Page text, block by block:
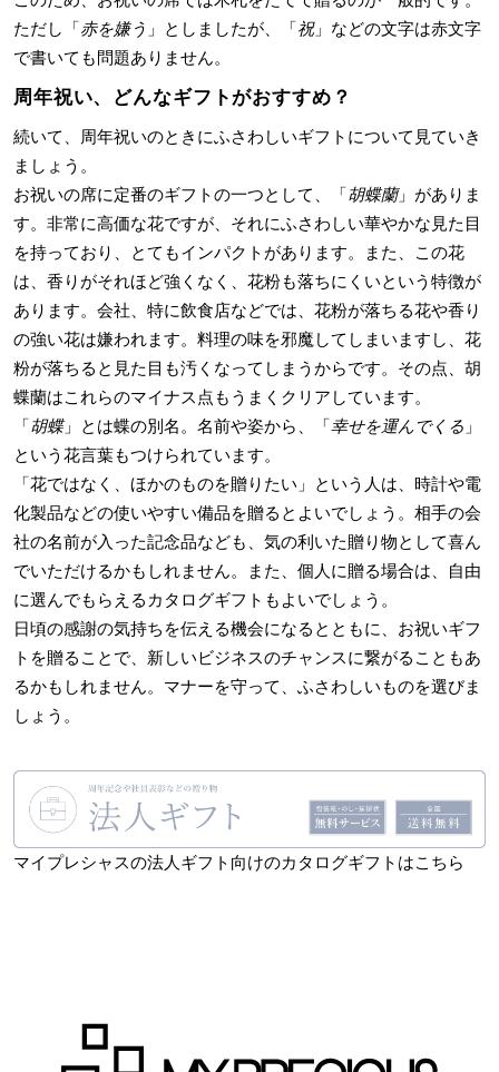
ただし「赤を嫌う 」としましたが、「祝」などの文字は赤文字
で書いても問題ありません。
周年祝い、どんなギフトがおすすめ？
続いて、周年祝いのときにふさわしいギフトについて見ていき
ましょう。
お祝いの席に定番のギフトの一つとして、「胡蝶蘭」がありま
す。非常に高価な花ですが、それにふさわしい華やかな見た目
を持っており、とてもインパクトがあります。また、この花
は、香りがそれほど強くなく、花粉も落ちにくいという特徴が
あります。会社、特に飲食店などでは、花粉が落ちる花や香り
の強い花は嫌われます。料理の味を邪魔してしまいますし、花
粉が落ちると見た目も汚くなってしまうからです。その点、胡
蝶蘭はこれらのマイナス点もうまくクリアしています。
「胡蝶」とは蝶の別名。名前や姿から、「幸せを運んでくる 」
という花言葉もつけられています。
「花ではなく、ほかのものを贈りたい」という人は、時計や電
化製品などの使いやすい備品を贈るとよいでしょう。相手の会
社の名前が入った記念品なども、気の利いた贈り物として喜ん
でいただけるかもしれません。また、個人に贈る場合は、自由
に選んでもらえるカタログギフトもよいでしょう。
日頃の感謝の気持ちを伝える機会になるとともに、お祝いギフ
トを贈ることで、新しいビジネスのチャンスに繋がることもあ
るかもしれません。マナーを守って、ふさわしいものを選びま
しょう。
マイプレシャスの法人ギフト向けのカタログギフトはこちら